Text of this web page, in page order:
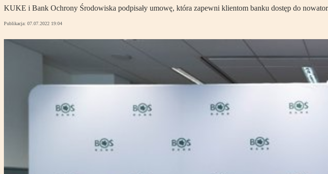
KUKE i Bank Ochrony Środowiska podpisały umowę, która zapewni klientom banku dostęp do
Publikacja: 07.07.2022 19:04